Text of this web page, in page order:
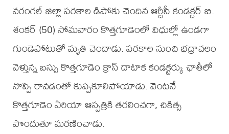
వరంగల్ జిల్లా పరకాల డిపోకు చెందిన ఆర్టీసీ కండక్టర్ బి.
శంకర్ (50) సోమవారం కొత్తగూడెంలో విధుల్లో ఉండగా
గుండెపోటుతో మృతి చెందాడు. పరకాల నుంచి భద్రాచలం
వెళ్తున్న బస్సు కొత్తగూడెం క్రాస్ దాటాక కండక్టర్కు ఛాతీలో
నొప్పి రావడంతో కుప్పకూలిపోయాడు. వెంటనే
కొత్తగూడెం ఏరియా ఆస్పత్రికి తరలించగా, చికిత్స
పొందుతూ మరణించాడు.